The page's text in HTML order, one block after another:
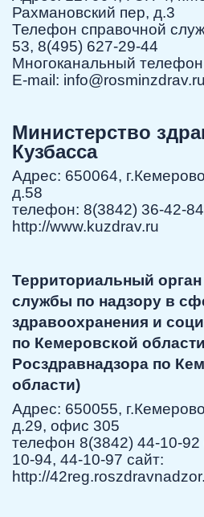
Рахмановский пер, д.3
Телефон справочной
53, 8(495) 627-29-44
Многоканальный
E-mail: info@rosminzdrav.ru
Министерство
Кузбасса
Адрес: 650064,
д.58
телефон: 8(3842) 36-42-
http://www.kuzdrav.ru
Территориальный
службы по надзору в
здравоохранения и
по Кемеровской
Росздравнадзора по
области)
Адрес: 650055,
д.29, офис 305
телефон 8(3842) 44-10-
10-94, 44-10-97 сайт:
http://